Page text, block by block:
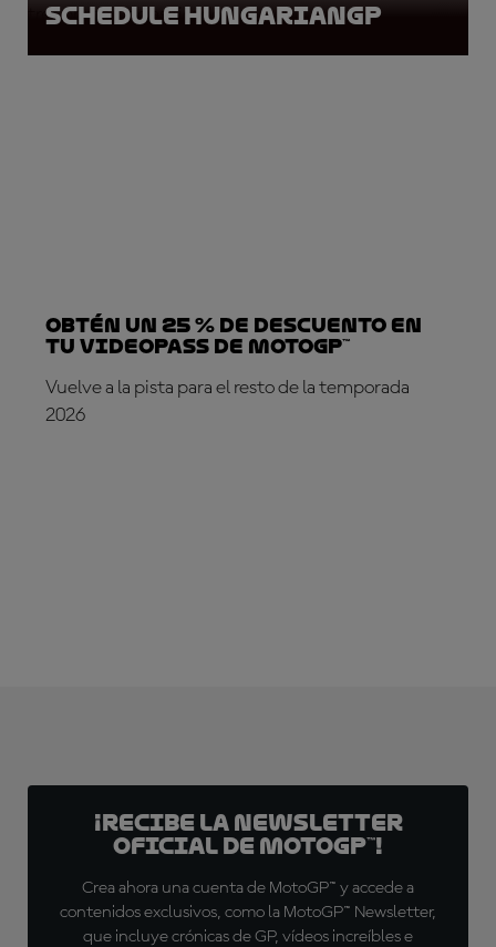
tres primeros clasificados.
Schedule HungarianGP
Obtén un 25 % de descuento en
tu VideoPass de MotoGP™
Vuelve a la pista para el resto de la temporada
2026
¡Recibe la Newsletter
oficial de MotoGP™!
Crea ahora una cuenta de MotoGP™ y accede a
contenidos exclusivos, como la MotoGP™ Newsletter,
que incluye crónicas de GP, vídeos increíbles e